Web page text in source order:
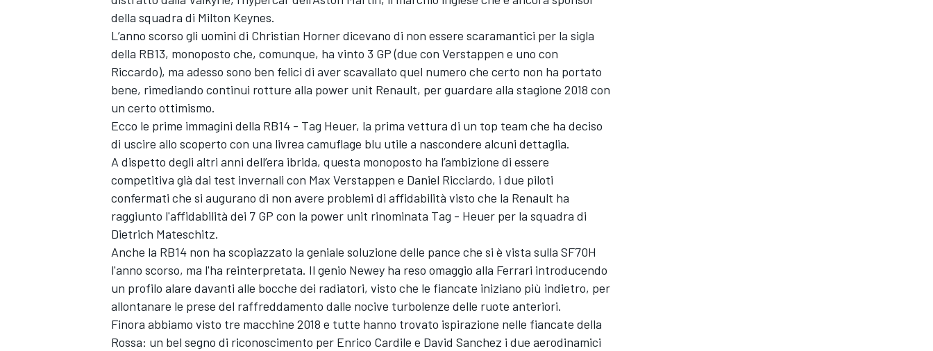
della squadra di Milton Keynes.
L’anno scorso gli uomini di Christian Horner dicevano di non essere scaramantici per la sigla
della RB13, monoposto che, comunque, ha vinto 3 GP (due con Verstappen e uno con
Riccardo), ma adesso sono ben felici di aver scavallato quel numero che certo non ha portato
bene, rimediando continui rotture alla power unit Renault, per guardare alla stagione 2018 con
un certo ottimismo.
Ecco le prime immagini della RB14 - Tag Heuer, la prima vettura di un top team che ha deciso
di uscire allo scoperto con una livrea camuflage blu utile a nascondere alcuni dettaglia.
A dispetto degli altri anni dell’era ibrida, questa monoposto ha l’ambizione di essere
competitiva già dai test invernali con Max Verstappen e Daniel Ricciardo, i due piloti
confermati che si augurano di non avere problemi di affidabilità visto che la Renault ha
raggiunto l'affidabilità dei 7 GP con la power unit rinominata Tag - Heuer per la squadra di
Dietrich Mateschitz.
Anche la RB14 non ha scopiazzato la geniale soluzione delle pance che si è vista sulla SF70H
l'anno scorso, ma l'ha reinterpretata. Il genio Newey ha reso omaggio alla Ferrari introducendo
un profilo alare davanti alle bocche dei radiatori, visto che le fiancate iniziano più indietro, per
allontanare le prese del raffreddamento dalle nocive turbolenze delle ruote anteriori.
Finora abbiamo visto tre macchine 2018 e tutte hanno trovato ispirazione nelle fiancate della
Rossa: un bel segno di riconoscimento per Enrico Cardile e David Sanchez i due aerodinamici